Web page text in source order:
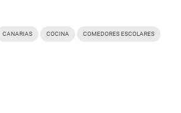
CANARIAS COCINA COMEDORES ESCOLARES